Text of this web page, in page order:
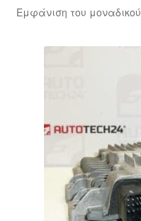
Εμφάνιση του